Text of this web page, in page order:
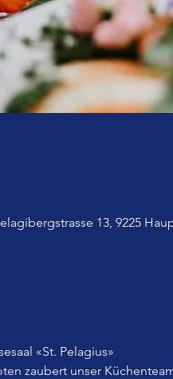
13, 9225
«St. Pelagius»
zaubert unser